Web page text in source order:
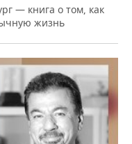
— книга о том, как
жизнь